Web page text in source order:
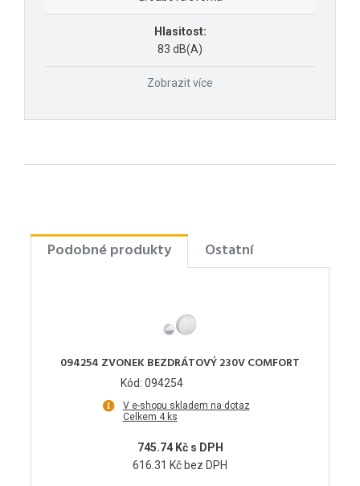
Hlasitost:
83 dB(A)
Zobrazit více
Podobné produkty Ostatní
094254 ZVONEK BEZDRÁTOVÝ 230V COMFORT
Kód: 094254
V e-shopu skladem na dotaz
Celkem 4 ks
745.74 Kč s DPH
616.31 Kč bez DPH